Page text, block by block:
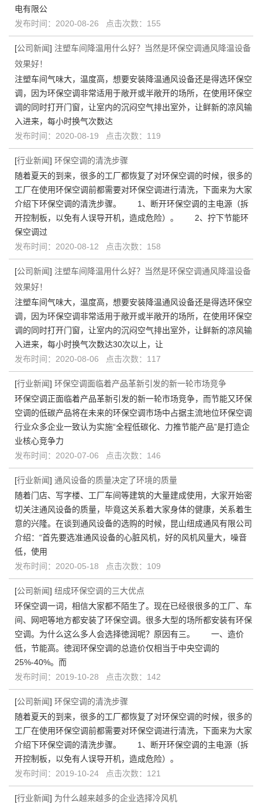
电有限公
发布时间：2020-08-26 点击次数：155
[公司新闻] 注塑车间降温用什么好？当然是环保空调通风降温设备
效果好！
注塑车间气味大，温度高，想要安装降温通风设备还是得选环保空
调，因为环保空调非常适用于敞开或半敞开的场所，在使用环保空
调的同时打开门窗，让室内的沉闷空气排出室外，让鲜新的凉风输
入进来，每小时换气次数达
发布时间：2020-08-19 点击次数：119
[行业新闻] 环保空调的清洗步骤
随着夏天的到来，很多的工厂都恢复了对环保空调的时候，很多的
工厂在使用环保空调前都需要对环保空调进行清洗，下面来为大家
介绍下环保空调的清洗步骤。 1、断开环保空调的主电源（拆
开控制板，以免有人误导开机，造成危险）。 2、拧下节能环
保空调过
发布时间：2020-08-12 点击次数：158
[公司新闻] 注塑车间降温用什么好？当然是环保空调通风降温设备
效果好！
注塑车间气味大，温度高，想要安装降温通风设备还是得选环保空
调，因为环保空调非常适用于敞开或半敞开的场所，在使用环保空
调的同时打开门窗，让室内的沉闷空气排出室外，让鲜新的凉风输
入进来，每小时换气次数达30次以上，让
发布时间：2020-08-06 点击次数：117
[行业新闻] 环保空调面临着产品革新引发的新一轮市场竞争
环保空调正面临着产品革新引发的新一轮市场竞争，而节能又环保
空调的低碳产品将在未来的环保空调市场中占据主流地位环保空调
行业众多企业一致认为实施“全程低碳化、力推节能产品”是打造企
业核心竞争力
发布时间：2020-07-06 点击次数：146
[行业新闻] 通风设备的质量决定了环境的质量
随着门店、写字楼、工厂车间等建筑的大量建成使用，大家开始密
切关注通风设备的质量，毕竟这关系着大家身体的健康，关系着生
意的兴隆。在谈到通风设备的选购的时候，昆山纽成通风有限公司
介绍：“首先要选准通风设备的心脏风机，好的风机风量大，噪音
低，使用
发布时间：2020-05-18 点击次数：109
[公司新闻] 纽成环保空调的三大优点
环保空调一词，相信大家都不陌生了。现在已经很很多的工厂、车
间、网吧等地方都安装了环保空调。很多大型的场所都安装有环保
空调。为什么这么多人会选择徳润呢？原因有三。 一、造价
低，节能高。徳润环保空调的总造价仅相当于中央空调的
25%-40%。而
发布时间：2019-10-28 点击次数：142
[公司新闻] 环保空调的清洗步骤
随着夏天的到来，很多的工厂都恢复了对环保空调的时候，很多的
工厂在使用环保空调前都需要对环保空调进行清洗，下面来为大家
介绍下环保空调的清洗步骤。 1、断开环保空调的主电源（拆
开控制板，以免有人误导开机，造成危险）。
发布时间：2019-10-24 点击次数：121
[行业新闻] 为什么越来越多的企业选择冷风机